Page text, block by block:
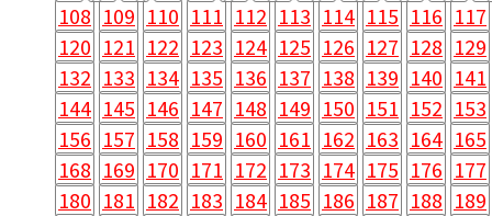
108 109 110 111 112 113 114 115 116 117
120 121 122 123 124 125 126 127 128 129
132 133 134 135 136 137 138 139 140 141
144 145 146 147 148 149 150 151 152 153
156 157 158 159 160 161 162 163 164 165
168 169 170 171 172 173 174 175 176 177
180 181 182 183 184 185 186 187 188 189